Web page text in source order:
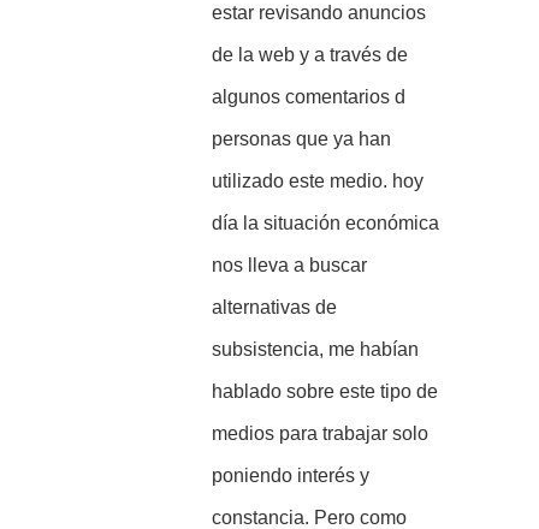
estar revisando anuncios
de la web y a través de
algunos comentarios d
personas que ya han
utilizado este medio. hoy
día la situación económica
nos lleva a buscar
alternativas de
subsistencia, me habían
hablado sobre este tipo de
medios para trabajar solo
poniendo interés y
constancia. Pero como